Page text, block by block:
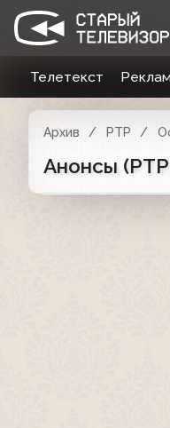
Телетекст
Архив РТР
Анонсы